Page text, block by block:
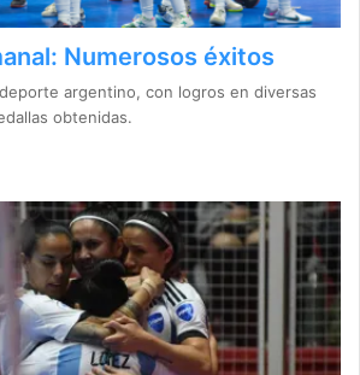
Numerosos éxitos
argentino, con logros en diversas
obtenidas.